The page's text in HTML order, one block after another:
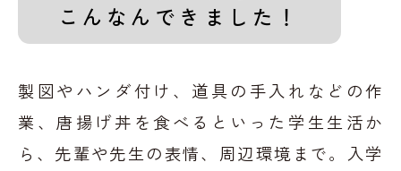
こんなんできました！
製図やハンダ付け、道具の手入れなどの作
業、 唐揚げ丼を食べるといった学生生活か
ら、先輩や先生の表情、周辺環境まで。 入学